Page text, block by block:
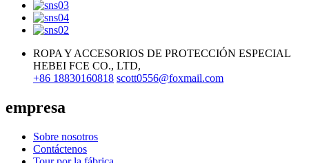
ROPA Y ACCESORIOS DE PROTECCIÓN ESPECIAL
HEBEI FCE CO., LTD,
+86 18830160818 scott0556@foxmail.com
empresa
Sobre nosotros
Contáctenos